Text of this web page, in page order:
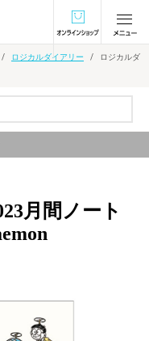
オンラインショ
ロジカルダイアリー
ロジカルダ
月間ノート